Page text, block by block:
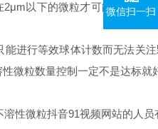
2μm以下的微粒才可能通过肾交
进行等效球体计数而无法关注颗
微粒数量控制一定不是达标就
性微粒抖音91视频网站的人员有
微信扫一扫